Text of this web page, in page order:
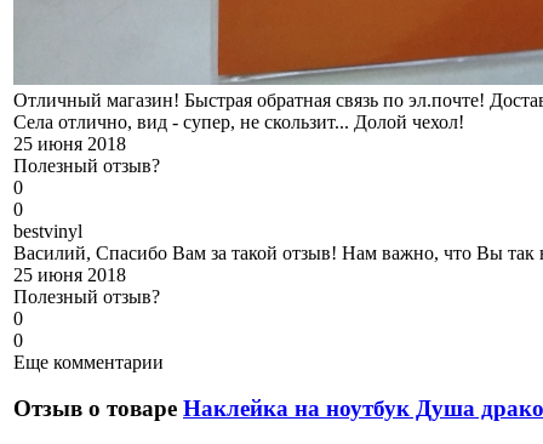
Отличный магазин! Быстрая обратная связь по эл.почте!
Села отлично, вид - супер, не скользит... Долой чехол!
25 июня 2018
Полезный отзыв?
0
0
bestvinyl
Василий, Спасибо Вам за такой отзыв! Нам важно, что Вы так
25 июня 2018
Полезный отзыв?
0
0
Еще комментарии
Отзыв о товаре Наклейка на ноутбук Душа